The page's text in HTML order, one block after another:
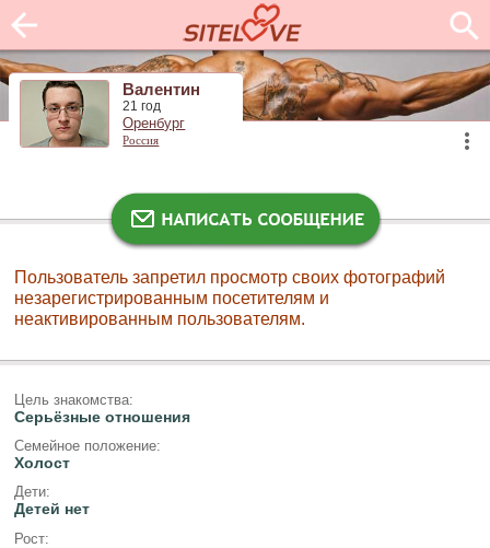
Валентин
21 год
Оренбург
Россия
Пользователь запретил просмотр своих фотографий
незарегистрированным посетителям и
неактивированным пользователям.
Цель знакомства:
Серьёзные отношения
Семейное положение:
Холост
Дети:
Детей нет
Рост: